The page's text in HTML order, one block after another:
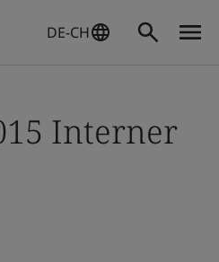
DE-CH
Interner